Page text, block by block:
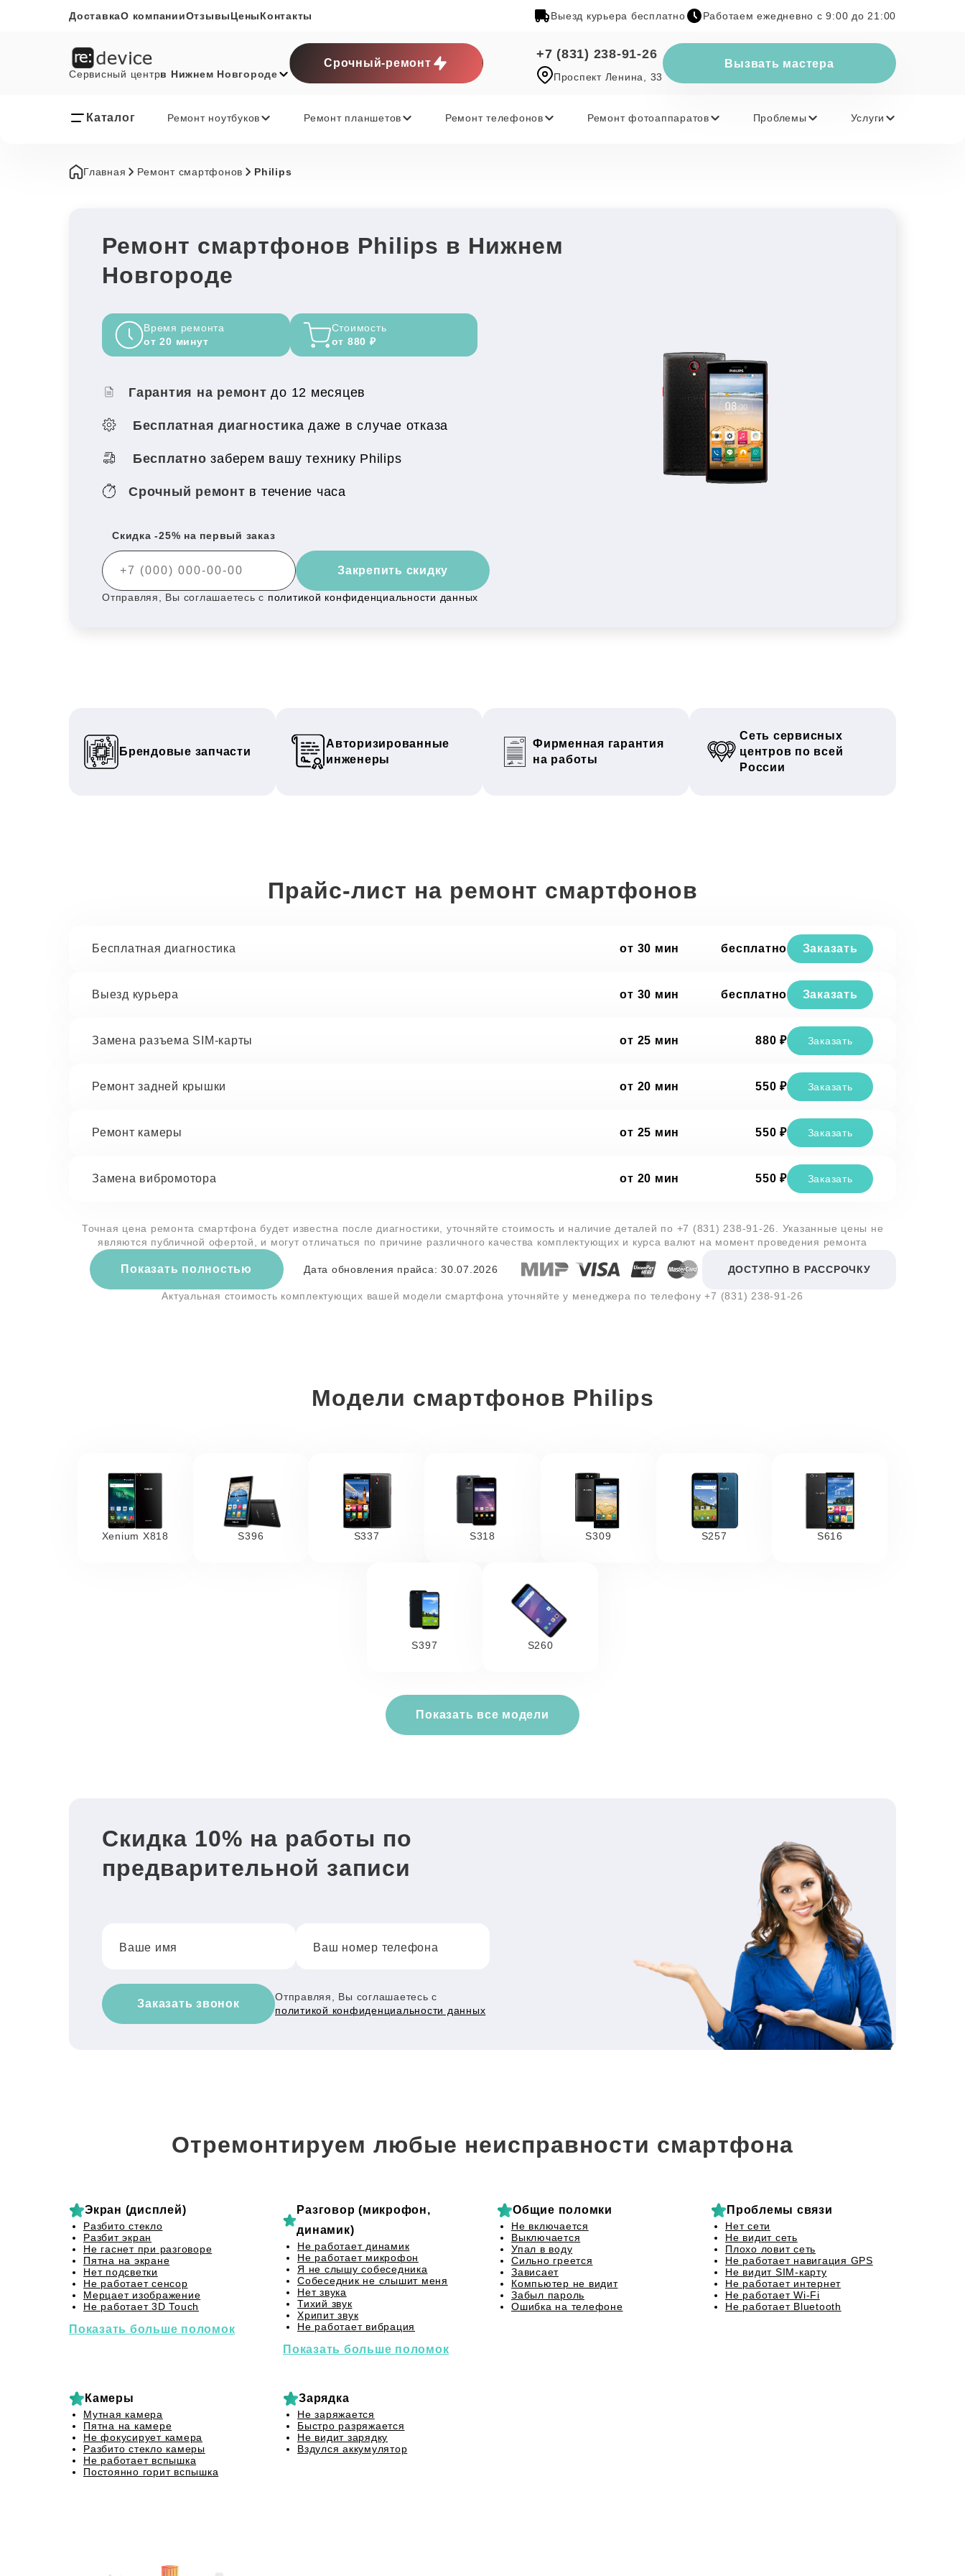
ДоставкаО компанииОтзывыЦеныКонтакты Выезд курьера бесплатно Работаем ежедневно с 9:00 до 21:00
Сервисный центрв Нижнем Новгороде
Срочный-ремонт
+7 (831) 238-91-26
Проспект Ленина, 33
Вызвать мастера
Каталог Ремонт ноутбуков Ремонт планшетов Ремонт телефонов Ремонт фотоаппаратов Проблемы Услуги
Главная Ремонт смартфонов Philips
Ремонт смартфонов Philips в Нижнем
Новгороде
Время ремонта
от 20 минут
Стоимость
от 880 ₽
Гарантия на ремонтдо 12 месяцев
Бесплатная диагностика даже в случае отказа
Бесплатно заберем вашу технику Philips
Срочный ремонт в течение часа
Скидка -25% на первый заказ
Закрепить скидку
Отправляя, Вы соглашаетесь с политикой конфиденциальности данных
Брендовые запчасти
Авторизированные
инженеры
Фирменная гарантия
на работы
Сеть сервисных
центров по всей
России
Прайс-лист на ремонт смартфонов
Бесплатная диагностика от 30 мин бесплатно Заказать
Выезд курьера от 30 мин бесплатно Заказать
Замена разъема SIM-карты от 25 мин 880 ₽ Заказать
Ремонт задней крышки от 20 мин 550 ₽ Заказать
Ремонт камеры от 25 мин 550 ₽ Заказать
Замена вибромотора от 20 мин 550 ₽ Заказать
Точная цена ремонта смартфона будет известна после диагностики, уточняйте стоимость и наличие деталей по +7 (831) 238-91-26
. Указанные цены не
являются публичной офертой, и могут отличаться по причине различного качества комплектующих и курса валют на момент проведения ремонта
Показать полностью Дата обновления прайса: 30.07.2026 ДОСТУПНО В РАССРОЧКУ
Актуальная стоимость комплектующих вашей модели смартфона уточняйте у менеджера по телефону+7 (831) 238-91-26
Модели смартфонов Philips
Xenium X818 S396 S337 S318 S309 S257 S616
S397 S260
Показать все модели
Скидка 10% на работы по
предварительной записи
Ваше имя Ваш номер телефона
Заказать звонок
Отправляя, Вы соглашаетесь с
политикой конфиденциальности данных
Отремонтируем любые неисправности смартфона
Экран (дисплей)
Разбито стекло
Разбит экран
Не гаснет при разговоре
Пятна на экране
Нет подсветки
Не работает сенсор
Мерцает изображение
Не работает 3D Touch
Показать больше поломок
Разговор (микрофон,
динамик)
Не работает динамик
Не работает микрофон
Я не слышу собеседника
Собеседник не слышит меня
Нет звука
Тихий звук
Хрипит звук
Не работает вибрация
Показать больше поломок
Общие поломки
Не включается
Выключается
Упал в воду
Сильно греется
Зависает
Компьютер не видит
Забыл пароль
Ошибка на телефоне
Проблемы связи
Нет сети
Не видит сеть
Плохо ловит сеть
Не работает навигация GPS
Не видит SIM-карту
Не работает интернет
Не работает Wi-Fi
Не работает Bluetooth
Камеры
Мутная камера
Пятна на камере
Не фокусирует камера
Разбито стекло камеры
Не работает вспышка
Постоянно горит вспышка
Зарядка
Не заряжается
Быстро разряжается
Не видит зарядку
Вздулся аккумулятор